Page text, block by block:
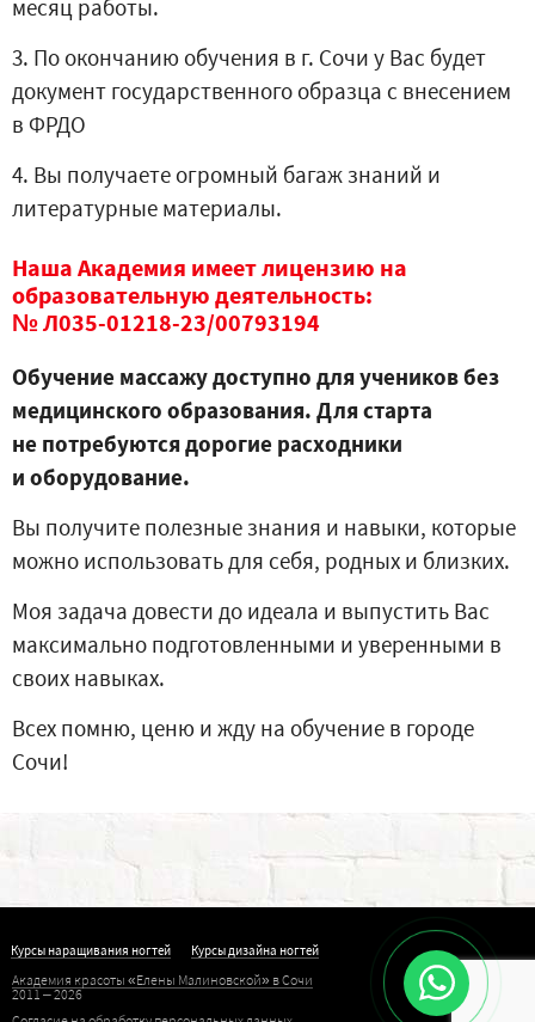
месяц работы.
3. По окончанию обучения в г. Сочи у Вас будет
документ государственного образца с внесением
в ФРДО
4. Вы получаете огромный багаж знаний и
литературные материалы.
Наша Академия имеет лицензию на
образовательную деятельность:
№ Л035-01218-23/00793194
Обучение массажу доступно для учеников без
медицинского образования. Для старта
не потребуются дорогие расходники
и оборудование.
Вы получите полезные знания и навыки, которые
можно использовать для себя, родных и близких.
Моя задача довести до идеала и выпустить Вас
максимально подготовленными и уверенными в
своих навыках.
Всех помню, ценю и жду на обучение в городе
Сочи!
Курсы наращивания ногтей Курсы дизайна ногтей
Академия красоты «Елены Малиновской» в Сочи
2011 – 2026